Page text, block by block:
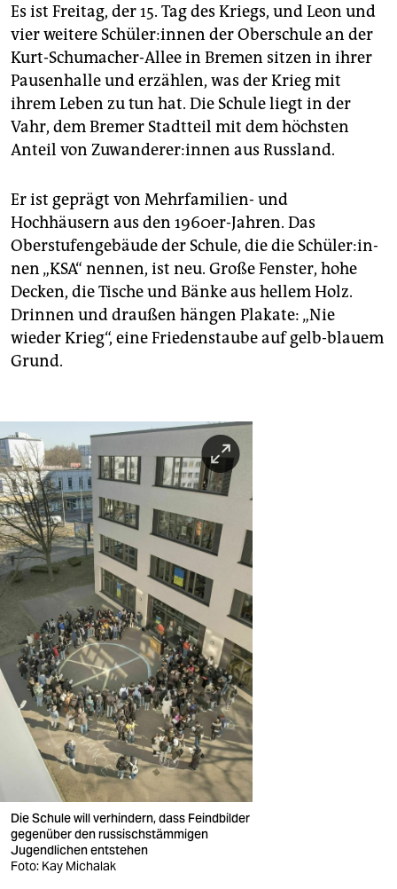
Es ist Freitag, der 15. Tag des Kriegs, und Leon und
vier weitere Schü­le­r:in­nen der Oberschule an der
Kurt-Schumacher-Allee in Bremen sitzen in ihrer
Pausenhalle und erzählen, was der Krieg mit
ihrem Leben zu tun hat. Die Schule liegt in der
Vahr, dem Bremer Stadtteil mit dem höchsten
Anteil von Zu­wan­de­re­r:­in­nen aus Russland.
Er ist geprägt von Mehrfamilien- und
Hochhäusern aus den 1960er-Jahren. Das
Oberstufengebäude der Schule, die die Schü­le­r:in­
nen „KSA“ nennen, ist neu. Große Fenster, hohe
Decken, die Tische und Bänke aus hellem Holz.
Drinnen und draußen hängen Plakate: „Nie
wieder Krieg“, eine Friedenstaube auf gelb-blauem
Grund.
Die Schule will verhindern, dass Feindbilder
gegenüber den russischstämmigen
Jugendlichen entstehen
Foto: Kay Michalak